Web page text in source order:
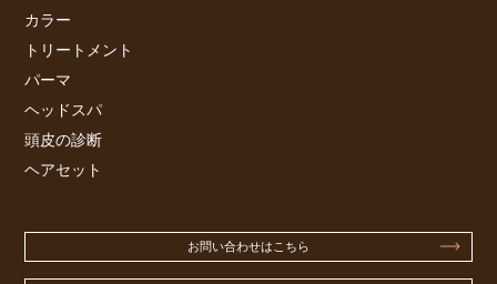
カラー
トリートメント
パーマ
ヘッドスパ
頭皮の診断
ヘアセット
お問い合わせはこちら